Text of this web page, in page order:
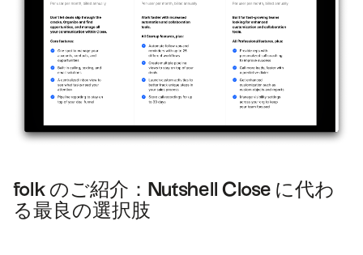
folk のご紹介：Nutshell Close に代わ
る最良の選択肢